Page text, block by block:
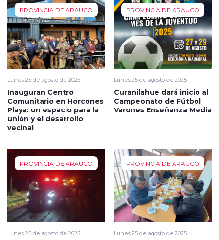
PROVINCIA DE ARAUCO
Lunes 25 de agosto de 2025
Inauguran Centro
Comunitario en Horcones
Playa: un espacio para la
unión y el desarrollo
vecinal
PROVINCIA DE ARAUCO
Lunes 25 de agosto de 2025
Curanilahue dará inicio al
Campeonato de Fútbol
Varones Enseñanza Media
PROVINCIA DE ARAUCO
Lunes 25 de agosto de 2025
PROVINCIA DE ARAUCO
Lunes 25 de agosto de 2025